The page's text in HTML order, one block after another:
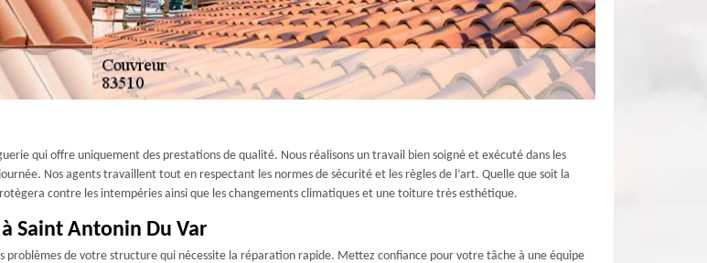
qui offre uniquement des prestations de qualité. Nous réalisons un travail bien soigné et exécuté dans les
Nos agents travaillent tout en respectant les normes de sécurité et les règles de l’art. Quelle que soit la
contre les intempéries ainsi que les changements climatiques et une toiture très esthétique.
Saint Antonin Du Var
problèmes de votre structure qui nécessite la réparation rapide. Mettez confiance pour votre tâche à une équipe